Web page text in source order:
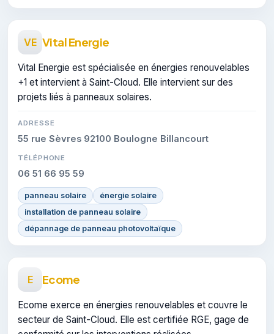
VE Vital Energie
Vital Energie est spécialisée en énergies renouvelables
+1 et intervient à Saint-Cloud. Elle intervient sur des
projets liés à panneaux solaires.
ADRESSE
55 rue Sèvres 92100 Boulogne Billancourt
TÉLÉPHONE
06 51 66 95 59
panneau solaire
énergie solaire
installation de panneau solaire
dépannage de panneau photovoltaïque
E Ecome
Ecome exerce en énergies renouvelables et couvre le
secteur de Saint-Cloud. Elle est certifiée RGE, gage de